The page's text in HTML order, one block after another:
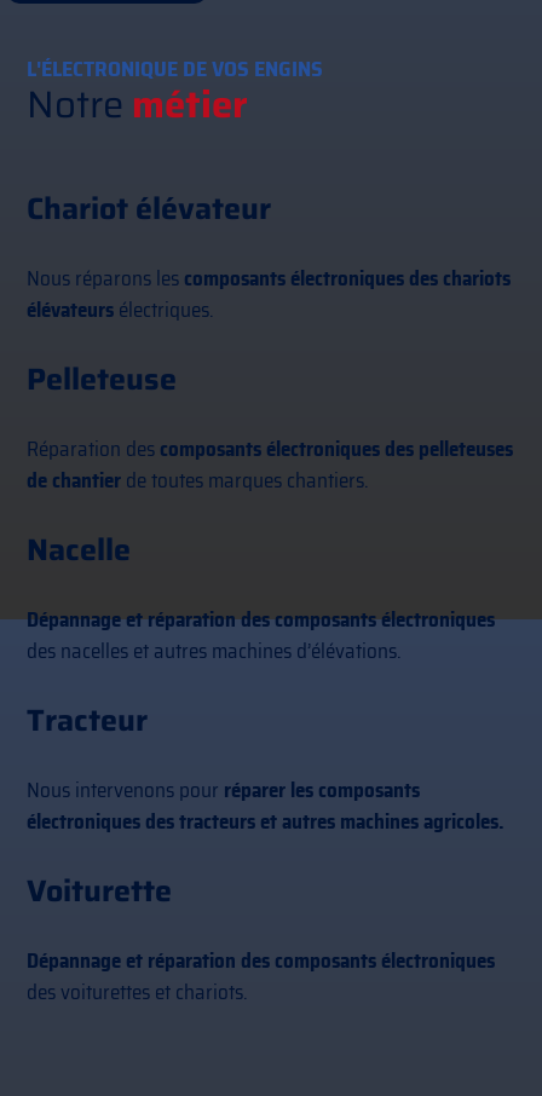
L'ÉLECTRONIQUE DE VOS ENGINS
Notre métier
Chariot élévateur
Nous réparons lescomposants électroniques des chariots
élévateursélectriques.
Pelleteuse
Réparation descomposants électroniques des pelleteuses
de chantierde toutes marques chantiers.
Nacelle
Dépannage et réparation des composants électroniques
des nacelles et autres machines d’élévations.
Tracteur
Nous intervenons pour réparer les composants
électroniques des tracteurs et autres machines agricoles.
Voiturette
Dépannage et réparation des composants électroniques
des voiturettes et chariots.